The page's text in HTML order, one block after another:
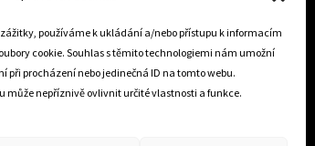
používáme k ukládání a/nebo přístupu k informacím
cookie. Souhlas s těmito technologiemi nám umožní
při procházení nebo jedinečná ID na tomto webu.
může nepříznivě ovlivnit určité vlastnosti a funkce.
info@dojezdovakola.com
Slovenský Eshop